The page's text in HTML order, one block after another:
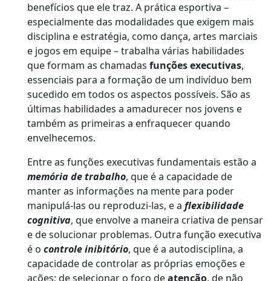
benefícios que ele traz. A prática esportiva –
especialmente das modalidades que exigem mais
disciplina e estratégia, como dança, artes marciais
e jogos em equipe – trabalha várias habilidades
que formam as chamadasfunções executivas,
essenciais para a formação de um indivíduo bem
sucedido em todos os aspectos possíveis. São as
últimas habilidades a amadurecer nos jovens e
também as primeiras a enfraquecer quando
envelhecemos.
Entre as funções executivas fundamentais estão a
memória de trabalho, que é a capacidade de
manter as informações na mente para poder
manipulá-las ou reproduzi-las, e aflexibilidade
cognitiva, que envolve a maneira criativa de pensar
e de solucionar problemas. Outra função executiva
é ocontrole inibitório, que é a autodisciplina, a
capacidade de controlar as próprias emoções e
ações; de selecionar o foco deatenção, de não